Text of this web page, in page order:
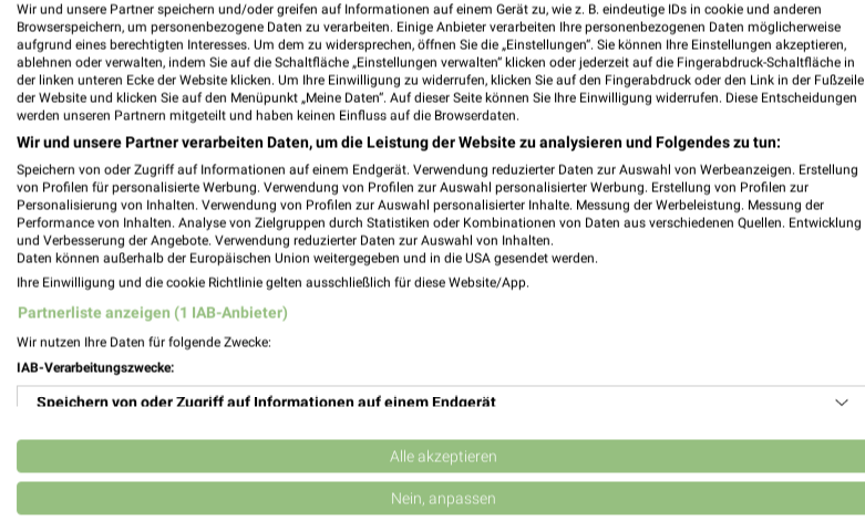
30,8 km
Hot Sommer Sale
Gültig bis Sa. 29.08.
18,2 km
Angebote ab 08.08.
Gültig bis Fr. 14.08.
Angebote ab 03.08.
XXXLutz XXXLutz
Wir und unsere Partner speichern und/oder greifen auf Informationen auf einem Gerät zu, wie z. B. eindeutige IDs in cookie und anderen
Browserspeichern, um personenbezogene Daten zu verarbeiten. Einige Anbieter verarbeiten Ihre personenbezogenen Daten möglicherweise
aufgrund eines berechtigten Interesses. Um dem zu widersprechen, öffnen Sie die „Einstellungen“. Sie können Ihre Einstellungen akzeptieren,
ablehnen oder verwalten, indem Sie auf die Schaltfläche „Einstellungen verwalten“ klicken oder jederzeit auf die Fingerabdruck-Schaltfläche in
der linken unteren Ecke der Website klicken. Um Ihre Einwilligung zu widerrufen, klicken Sie auf den Fingerabdruck oder den Link in der Fußzeile
der Website und klicken Sie auf den Menüpunkt „Meine Daten“. Auf dieser Seite können Sie Ihre Einwilligung widerrufen. Diese Entscheidungen
werden unseren Partnern mitgeteilt und haben keinen Einfluss auf die Browserdaten.
Wir und unsere Partner verarbeiten Daten, um die Leistung der Website zu analysieren und Folgendes zu tun:
Speichern von oder Zugriff auf Informationen auf einem Endgerät. Verwendung reduzierter Daten zur Auswahl von Werbeanzeigen. Erstellung
von Profilen für personalisierte Werbung. Verwendung von Profilen zur Auswahl personalisierter Werbung. Erstellung von Profilen zur
Personalisierung von Inhalten. Verwendung von Profilen zur Auswahl personalisierter Inhalte. Messung der Werbeleistung. Messung der
Performance von Inhalten. Analyse von Zielgruppen durch Statistiken oder Kombinationen von Daten aus verschiedenen Quellen. Entwicklung
und Verbesserung der Angebote. Verwendung reduzierter Daten zur Auswahl von Inhalten.
Daten können außerhalb der Europäischen Union weitergegeben und in die USA gesendet werden.
Ihre Einwilligung und die cookie Richtlinie gelten ausschließlich für diese Website/App.
Partnerliste anzeigen (1 IAB-Anbieter)
Wir nutzen Ihre Daten für folgende Zwecke:
IAB-Verarbeitungszwecke:
Speichern von oder Zugriff auf Informationen auf einem Endgerät
Verwendung reduzierter Daten zur Auswahl von Werbeanzeigen
Erstellung von Profilen für personalisierte Werbung
Alle akzeptieren
Nein, anpassen